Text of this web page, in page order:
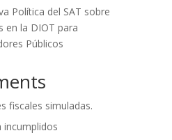
Política del SAT sobre
en la DIOT para
Públicos
fiscales simuladas.
incumplidos